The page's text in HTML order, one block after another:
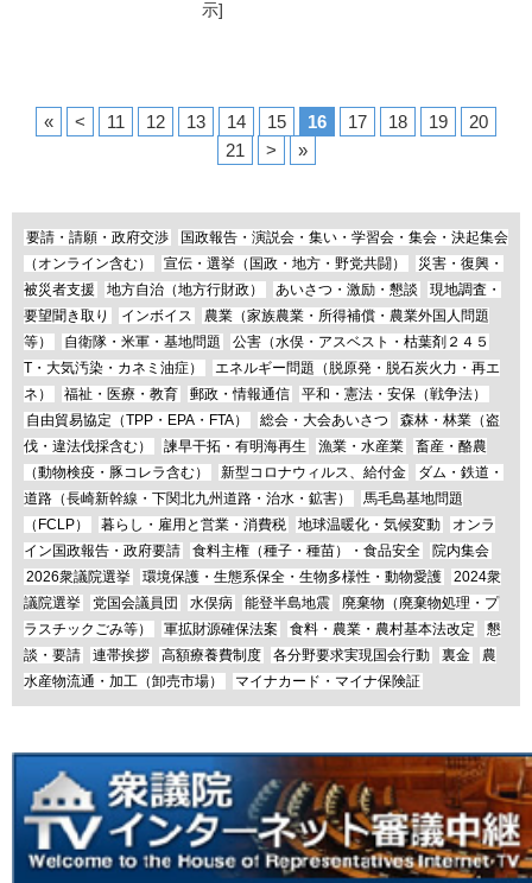
示]
« < 11 12 13 14 15 16 17 18 19
20
21
> »
要請・請願・政府交渉
国政報告・演説会・集い・学習会・集会・決起集会
（オンライン含む）
宣伝・選挙（国政・地方・野党共闘）
災害・復興・
被災者支援
地方自治（地方行財政） あいさつ・激励・懇談
現地調査・
要望聞き取り
インボイス
農業（家族農業・所得補償・農業外国人問題
等）
自衛隊・米軍・基地問題
公害（水俣・アスベスト・枯葉剤２４５
T・大気汚染・カネミ油症）
エネルギー問題（脱原発・脱石炭火力・再エ
ネ）
福祉・医療・教育 郵政・情報通信
平和・憲法・安保（戦争法）
自由貿易協定（TPP・EPA・FTA）
総会・大会あいさつ
森林・林業（盗
伐・違法伐採含む）
諫早干拓・有明海再生 漁業・水産業
畜産・酪農
（動物検疫・豚コレラ含む）
新型コロナウィルス、給付金
ダム・鉄道・
道路（長崎新幹線・下関北九州道路・治水・鉱害）
馬毛島基地問題
（FCLP）
暮らし・雇用と営業・消費税 地球温暖化・気候変動
オンラ
イン国政報告・政府要請
食料主権（種子・種苗）・食品安全
院内集会
2026衆議院選挙
環境保護・生態系保全・生物多様性・動物愛護
2024衆
議院選挙
党国会議員団 水俣病 能登半島地震
廃棄物（廃棄物処理・プ
ラスチックごみ等）
軍拡財源確保法案 食料・農業・農村基本法改定
懇
談・要請
連帯挨拶 高額療養費制度 各分野要求実現国会行動 裏金
農
水産物流通・加工（卸売市場）
マイナカード・マイナ保険証